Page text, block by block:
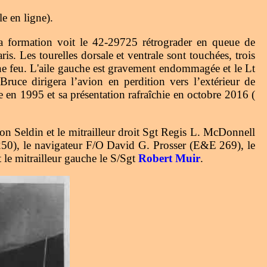
en ligne).
voit le 42-29725 rétrograder en queue de
Les tourelles dorsale et ventrale sont touchées, trois
L'aile gauche est gravement endommagée et le Lt
dirigera l’avion en perdition vers l’extérieur de
en 1995 et sa présentation rafraîchie en octobre 2016 (
Seldin et le mitrailleur droit Sgt Regis L. McDonnell
le navigateur F/O David G. Prosser (E&E 269), le
mitrailleur gauche le S/Sgt Robert Muir.